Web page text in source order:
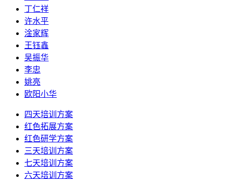
丁仁祥
许水平
淦家辉
王钰鑫
吴振华
李忠
姚亮
欧阳小华
四天培训方案
红色拓展方案
红色研学方案
三天培训方案
七天培训方案
六天培训方案